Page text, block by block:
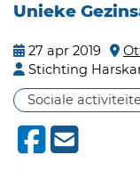
Unieke
27 apr 2019
Stichting
Sociale